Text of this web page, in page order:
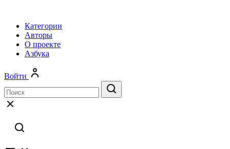
Категории
Авторы
О проекте
Азбука
Войти